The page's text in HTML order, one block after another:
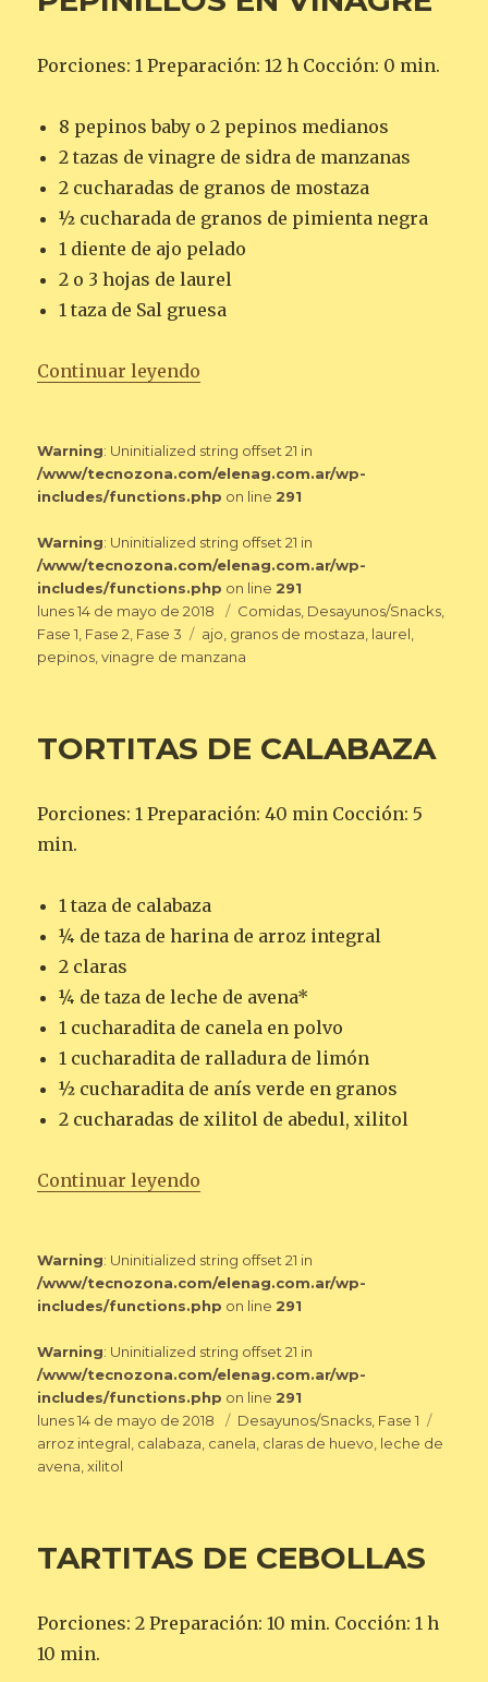
Porciones: 1 Preparación: 12 h Cocción: 0 min.
8 pepinos baby o 2 pepinos medianos
2 tazas de vinagre de sidra de manzanas
2 cucharadas de granos de mostaza
½ cucharada de granos de pimienta negra
1 diente de ajo pelado
2 o 3 hojas de laurel
1 taza de Sal gruesa
Continuar leyendo
Warning: Uninitialized string offset 21 in
/www/tecnozona.com/elenag.com.ar/wp-
includes/functions.php on line 291
Warning: Uninitialized string offset 21 in
/www/tecnozona.com/elenag.com.ar/wp-
includes/functions.php on line 291
Publicado
el
lunes 14 de mayo de 2018 Categorías
Comidas, Desayunos/Snacks,
Fase 1, Fase 2, Fase 3 Etiquetas
ajo, granos de mostaza, laurel,
pepinos,vinagre de manzana
TORTITAS DE CALABAZA
Porciones: 1 Preparación: 40 min Cocción: 5
min.
1 taza de calabaza
¼ de taza de harina de arroz integral
2 claras
¼ de taza de leche de avena*
1 cucharadita de canela en polvo
1 cucharadita de ralladura de limón
½ cucharadita de anís verde en granos
2 cucharadas de xilitol de abedul, xilitol
Continuar leyendo
Warning: Uninitialized string offset 21 in
/www/tecnozona.com/elenag.com.ar/wp-
includes/functions.php on line 291
Warning: Uninitialized string offset 21 in
/www/tecnozona.com/elenag.com.ar/wp-
includes/functions.php on line 291
Publicado
el
lunes 14 de mayo de 2018 Categorías
Desayunos/Snacks, Fase 1
arroz integral, calabaza, canela, claras de huevo, leche de
avena,xilitol
TARTITAS DE CEBOLLAS
Porciones: 2 Preparación: 10 min. Cocción: 1 h
10 min.